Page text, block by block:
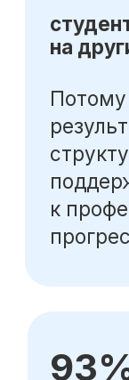
О SF Education
Реферальная
Наши эксперты
Правовая
Сведения об